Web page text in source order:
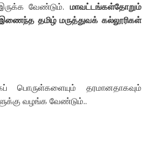
வேண்டும்.மாவட்டங்கள்தோறும்
தமிழ் மருத்துவக் கல்லூரிகள்
பொருள்களையும் தரமானதாகவும்
வழங்க வேண்டும்..